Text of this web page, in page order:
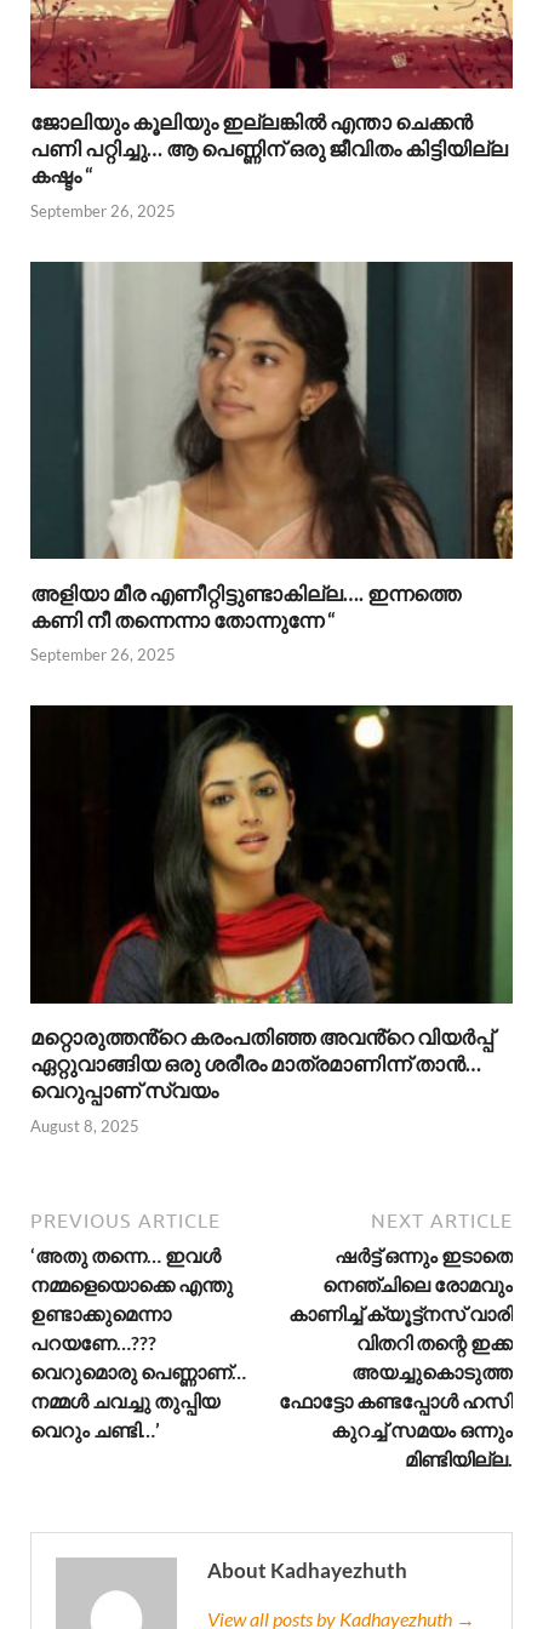
ജോലിയും കൂലിയും ഇല്ലങ്കിൽ എന്താ ചെക്കൻ
പണി പറ്റിച്ചു… ആ പെണ്ണിന് ഒരു ജീവിതം കിട്ടിയില്ല
കഷ്ടം “
September 26, 2025
അളിയാ മീര എണീറ്റിട്ടുണ്ടാകില്ല…. ഇന്നത്തെ
കണി നീ തന്നെന്നാ തോന്നുന്നേ “
September 26, 2025
മറ്റൊരുത്തൻ്റെ കരംപതിഞ്ഞ അവൻ്റെ വിയർപ്പ്
ഏറ്റുവാങ്ങിയ ഒരു ശരീരം മാത്രമാണിന്ന് താൻ…
വെറുപ്പാണ് സ്വയം
August 8, 2025
PREVIOUS ARTICLE
‘അതു തന്നെ… ഇവള്‍
നമ്മളെയൊക്കെ എന്തു
ഉണ്ടാക്കുമെന്നാ
പറയണേ…???
വെറുമൊരു പെണ്ണാണ്…
നമ്മള്‍ ചവച്ചു തുപ്പിയ
വെറും ചണ്ടി…’
NEXT ARTICLE
ഷർട്ട് ഒന്നും ഇടാതെ
നെഞ്ചിലെ രോമവും
കാണിച്ച് ക്യൂട്ട്നസ് വാരി
വിതറി തന്റെ ഇക്ക
അയച്ചുകൊടുത്ത
ഫോട്ടോ കണ്ടപ്പോൾ ഹസി
കുറച്ച് സമയം ഒന്നും
മിണ്ടിയില്ല.
About Kadhayezhuth
View all posts by Kadhayezhuth →